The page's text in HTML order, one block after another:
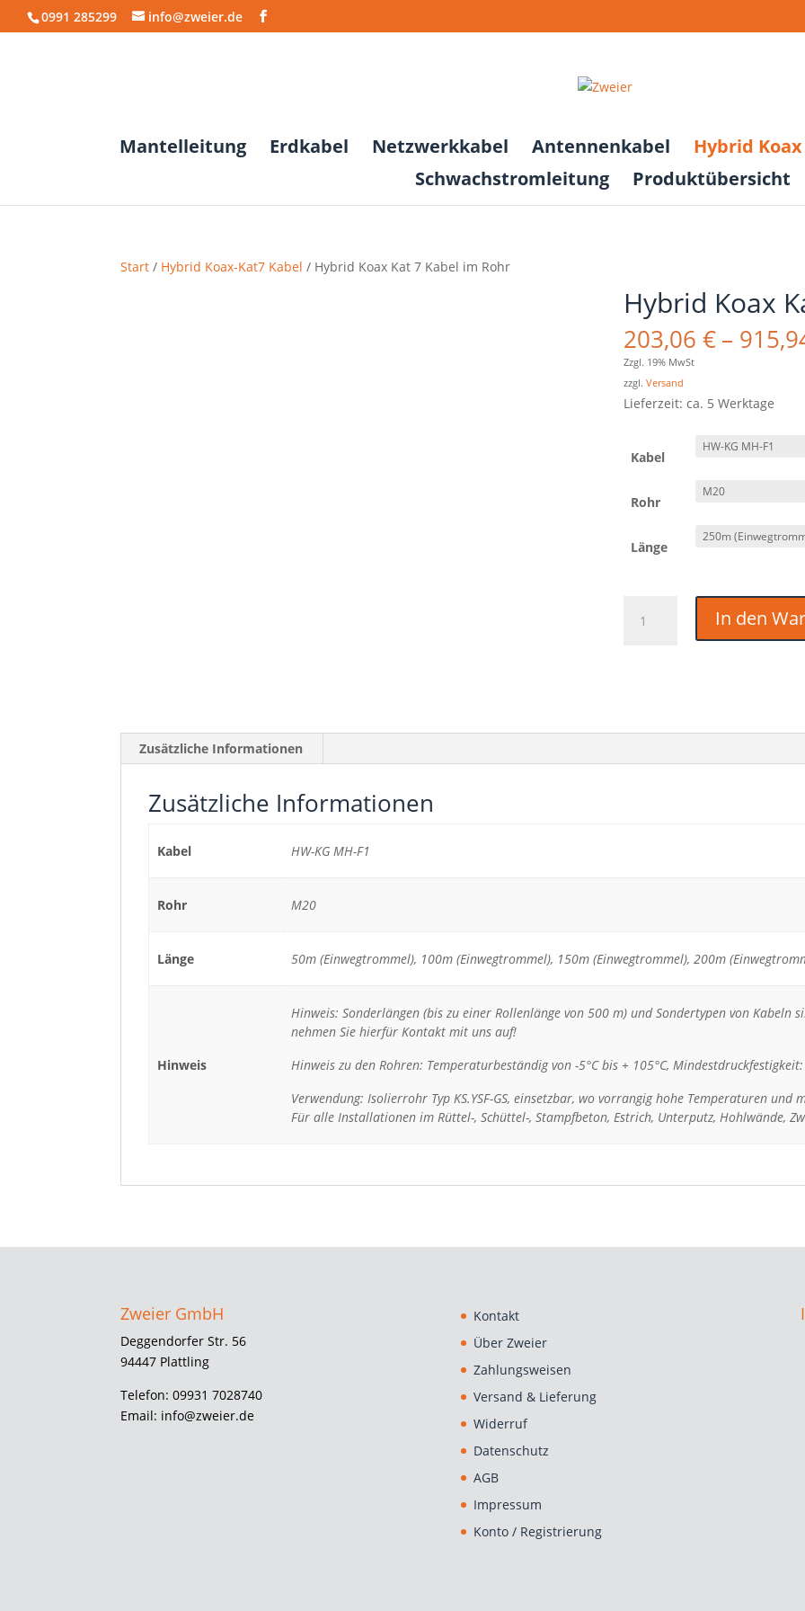
0991 285299 info@zweier.de
Mantelleitung Erdkabel Netzwerkkabel Antennenkabel Hybrid
Schwachstromleitung
Produktübersicht
Start / Hybrid Koax-Kat7 Kabel / Hybrid Koax Kat 7 Kabel im Rohr
Hybrid Koax
203,06 € –
Zzgl. 19% MwSt
zzgl. Versand
Lieferzeit: ca. 5 Werktage
Kabel
Rohr
Länge
Koax
Rohr
In den
Zusätzliche Informationen
Zusätzliche Informationen
Kabel HW-KG MH-F1
Rohr M20
Länge 50m (Einwegtrommel), 100m (Einwegtrommel), 150m (Einwegtrommel), 200m
Hinweis
Hinweis: Sonderlängen (bis zu einer Rollenlänge von 500 m) und Sondertypen von Kabeln
nehmen Sie hierfür Kontakt mit uns auf!
Hinweis zu den Rohren: Temperaturbeständig von -5°C bis + 105°C,
Verwendung: Isolierrohr Typ KS.YSF-GS, einsetzbar, wo vorrangig hohe Temperaturen
Für alle Installationen im Rüttel-, Schüttel-, Stampfbeton, Estrich, Unterputz, Hohlwände,
Zweier GmbH
Deggendorfer Str. 56
94447 Plattling
Telefon: 09931 7028740
Email: info@zweier.de
Kontakt
Über Zweier
Zahlungsweisen
Versand & Lieferung
Widerruf
Datenschutz
AGB
Impressum
Konto / Registrierung